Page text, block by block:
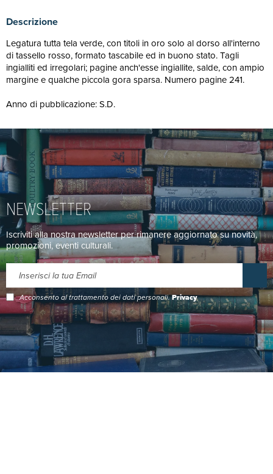
Descrizione
Legatura tutta tela verde, con titoli in oro solo al dorso all'interno
di tassello rosso, formato tascabile ed in buono stato. Tagli
ingialliti ed irregolari; pagine anch'esse ingiallite, salde, con ampio
margine e qualche piccola gora sparsa. Numero pagine 241.
Anno di pubblicazione: S.D.
NEWSLETTER
Iscriviti alla nostra newsletter per rimanere aggiornato su novità,
promozioni, eventi culturali.
Acconsento al trattamento dei dati personali.Privacy